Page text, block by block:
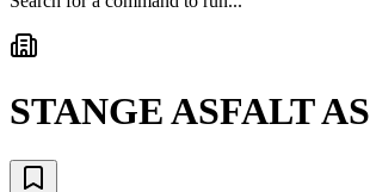
STANGE ASFALT AS